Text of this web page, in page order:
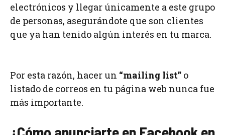
electrónicos y llegar únicamente a este grupo
de personas, asegurándote que son clientes
que ya han tenido algún interés en tu marca.
Por esta razón, hacer un “mailing list” o
listado de correos en tu página web nunca fue
más importante.